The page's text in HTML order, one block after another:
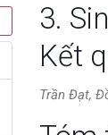
3.
Kết
Trần Đạt,